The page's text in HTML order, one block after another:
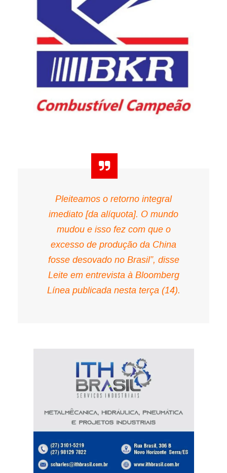
Pleiteamos o retorno integral
imediato [da alíquota]. O mundo
mudou e isso fez com que o
excesso de produção da China
fosse desovado no Brasil”, disse
Leite em entrevista à Bloomberg
Línea publicada nesta terça (14).